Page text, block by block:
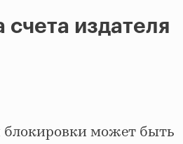
счета издателя
может быть